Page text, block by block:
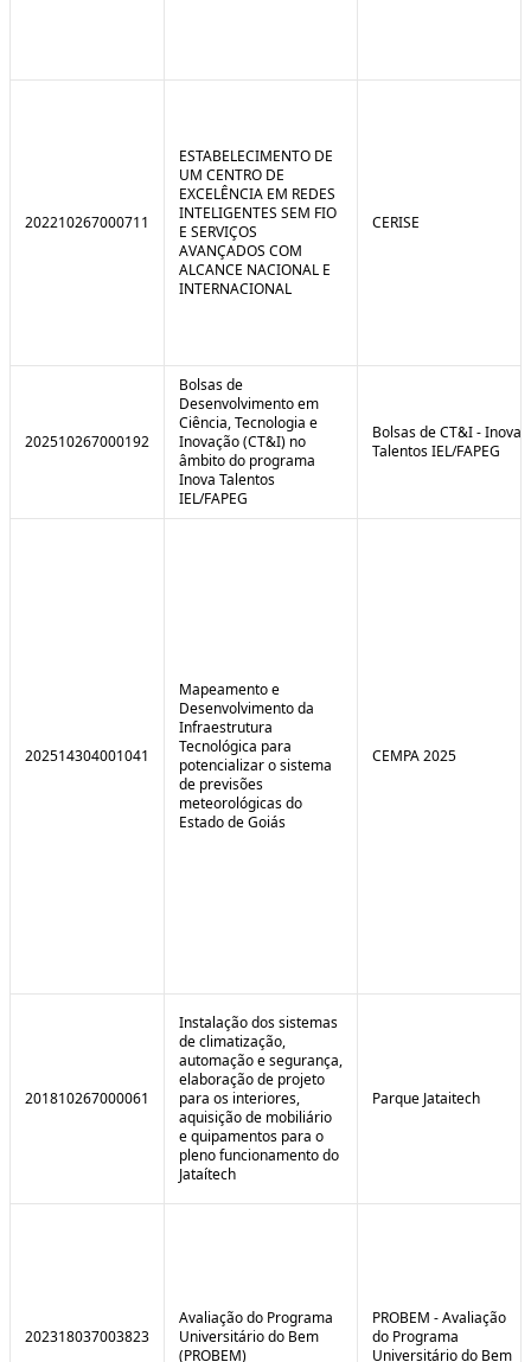
202210267000711
ESTABELECIMENTO DE
UM CENTRO DE
EXCELÊNCIA EM REDES
INTELIGENTES SEM FIO
E SERVIÇOS
AVANÇADOS COM
ALCANCE NACIONAL E
INTERNACIONAL
CERISE
202510267000192
Bolsas de
Desenvolvimento em
Ciência, Tecnologia e
Inovação (CT&I) no
âmbito do programa
Inova Talentos
IEL/FAPEG
Bolsas de CT&I - Inova
Talentos IEL/FAPEG
202514304001041
Mapeamento e
Desenvolvimento da
Infraestrutura
Tecnológica para
potencializar o sistema
de previsões
meteorológicas do
Estado de Goiás
CEMPA 2025
201810267000061
Instalação dos sistemas
de climatização,
automação e segurança,
elaboração de projeto
para os interiores,
aquisição de mobiliário
e quipamentos para o
pleno funcionamento do
Jataítech
Parque Jataitech
202318037003823
Avaliação do Programa
Universitário do Bem
(PROBEM)
PROBEM - Avaliação
do Programa
Universitário do Bem